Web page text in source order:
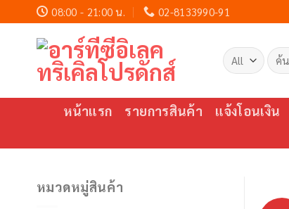
content
08:00 - 21:00 น. 02-8133990-91
ค้นหา:
หน้าแรก รายการสินค้า แจ้งโอนเงิน
หมวดหมู่สินค้า